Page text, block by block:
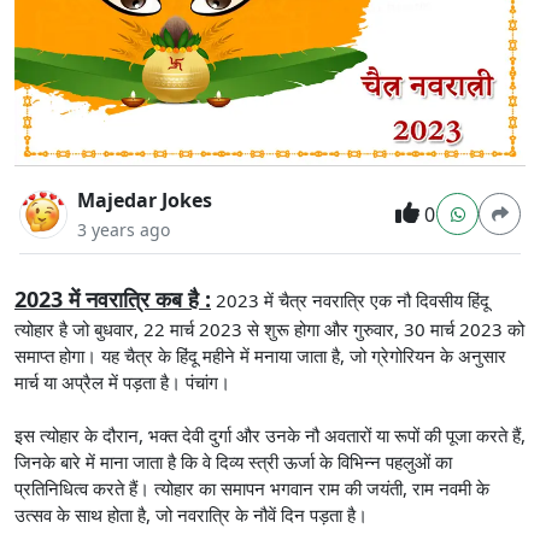
Majedar Jokes
3 years ago
0
2023 में नवरात्रि कब है : 2023 में चैत्र नवरात्रि एक नौ दिवसीय हिंदू
त्योहार है जो बुधवार, 22 मार्च 2023 से शुरू होगा और गुरुवार, 30 मार्च 2023 को
समाप्त होगा। यह चैत्र के हिंदू महीने में मनाया जाता है, जो ग्रेगोरियन के अनुसार
मार्च या अप्रैल में पड़ता है। पंचांग।
इस त्योहार के दौरान, भक्त देवी दुर्गा और उनके नौ अवतारों या रूपों की पूजा करते हैं,
जिनके बारे में माना जाता है कि वे दिव्य स्त्री ऊर्जा के विभिन्न पहलुओं का
प्रतिनिधित्व करते हैं। त्योहार का समापन भगवान राम की जयंती, राम नवमी के
उत्सव के साथ होता है, जो नवरात्रि के नौवें दिन पड़ता है।